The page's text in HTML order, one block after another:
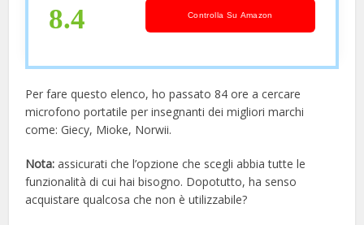
per insegnanti/aule/anziani ecc
8.4 Controlla Su Amazon
Per fare questo elenco, ho passato 84 ore a cercare
microfono portatile per insegnanti dei migliori marchi
come: Giecy, Mioke, Norwii.
Nota: assicurati che l’opzione che scegli abbia tutte le
funzionalità di cui hai bisogno. Dopotutto, ha senso
acquistare qualcosa che non è utilizzabile?